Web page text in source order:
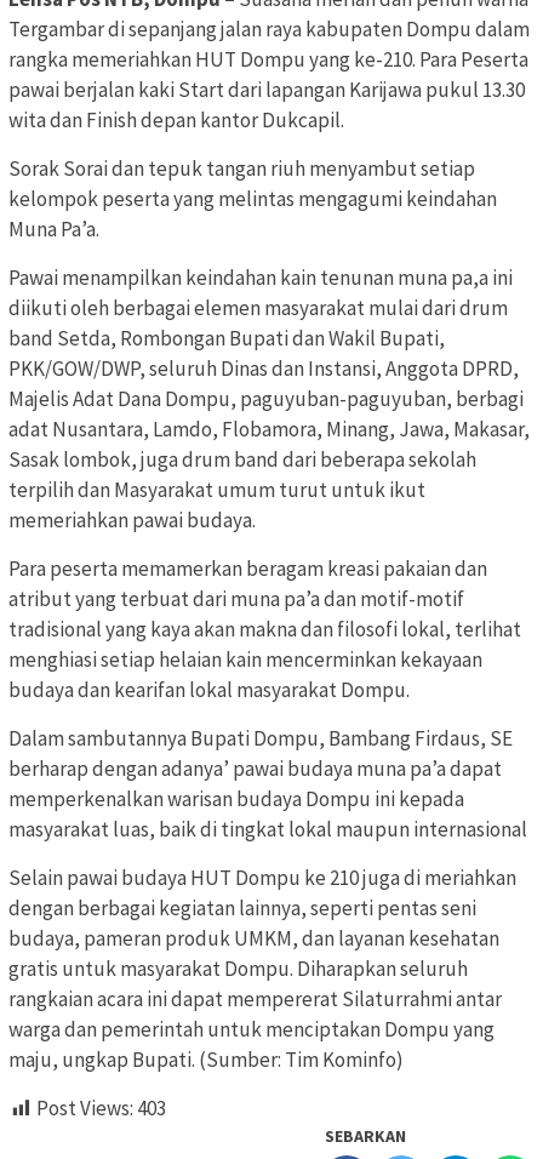
Tergambar di sepanjang jalan raya kabupaten Dompu dalam
rangka memeriahkan HUT Dompu yang ke-210. Para Peserta
pawai berjalan kaki Start dari lapangan Karijawa pukul 13.30
wita dan Finish depan kantor Dukcapil.
Sorak Sorai dan tepuk tangan riuh menyambut setiap
kelompok peserta yang melintas mengagumi keindahan
Muna Pa’a.
Pawai menampilkan keindahan kain tenunan muna pa,a ini
diikuti oleh berbagai elemen masyarakat mulai dari drum
band Setda, Rombongan Bupati dan Wakil Bupati,
PKK/GOW/DWP, seluruh Dinas dan Instansi, Anggota DPRD,
Majelis Adat Dana Dompu, paguyuban-paguyuban, berbagi
adat Nusantara, Lamdo, Flobamora, Minang, Jawa, Makasar,
Sasak lombok, juga drum band dari beberapa sekolah
terpilih dan Masyarakat umum turut untuk ikut
memeriahkan pawai budaya.
Para peserta memamerkan beragam kreasi pakaian dan
atribut yang terbuat dari muna pa’a dan motif-motif
tradisional yang kaya akan makna dan filosofi lokal, terlihat
menghiasi setiap helaian kain mencerminkan kekayaan
budaya dan kearifan lokal masyarakat Dompu.
Dalam sambutannya Bupati Dompu, Bambang Firdaus, SE
berharap dengan adanya’ pawai budaya muna pa’a dapat
memperkenalkan warisan budaya Dompu ini kepada
masyarakat luas, baik di tingkat lokal maupun internasional
Selain pawai budaya HUT Dompu ke 210 juga di meriahkan
dengan berbagai kegiatan lainnya, seperti pentas seni
budaya, pameran produk UMKM, dan layanan kesehatan
gratis untuk masyarakat Dompu. Diharapkan seluruh
rangkaian acara ini dapat mempererat Silaturrahmi antar
warga dan pemerintah untuk menciptakan Dompu yang
maju, ungkap Bupati. (Sumber: Tim Kominfo)
Post Views: 403
SEBARKAN